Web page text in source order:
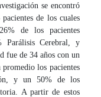
se encontró
de los cuales
de los pacientes
Parálisis Cerebral, y
fue de 34 años con un
los pacientes
y un 50% de los
A partir de estos